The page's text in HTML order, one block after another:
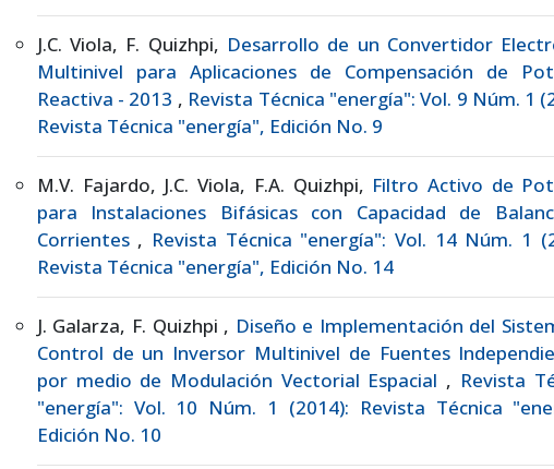
J.C. Viola, F. Quizhpi, Desarrollo de un Convertidor
Multinivel para Aplicaciones de Compensación de
Reactiva - 2013 , Revista Técnica "energía": Vol. 9 Núm. 1
Revista Técnica "energía", Edición No. 9
M.V. Fajardo, J.C. Viola, F.A. Quizhpi, Filtro Activo de
para Instalaciones Bifásicas con Capacidad de
Corrientes , Revista Técnica "energía": Vol. 14 Núm. 1
Revista Técnica "energía", Edición No. 14
J. Galarza, F. Quizhpi , Diseño e Implementación del
Control de un Inversor Multinivel de Fuentes
por medio de Modulación Vectorial Espacial , Revista
"energía": Vol. 10 Núm. 1 (2014): Revista Técnica
Edición No. 10